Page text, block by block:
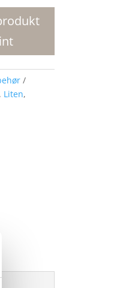
Liten,